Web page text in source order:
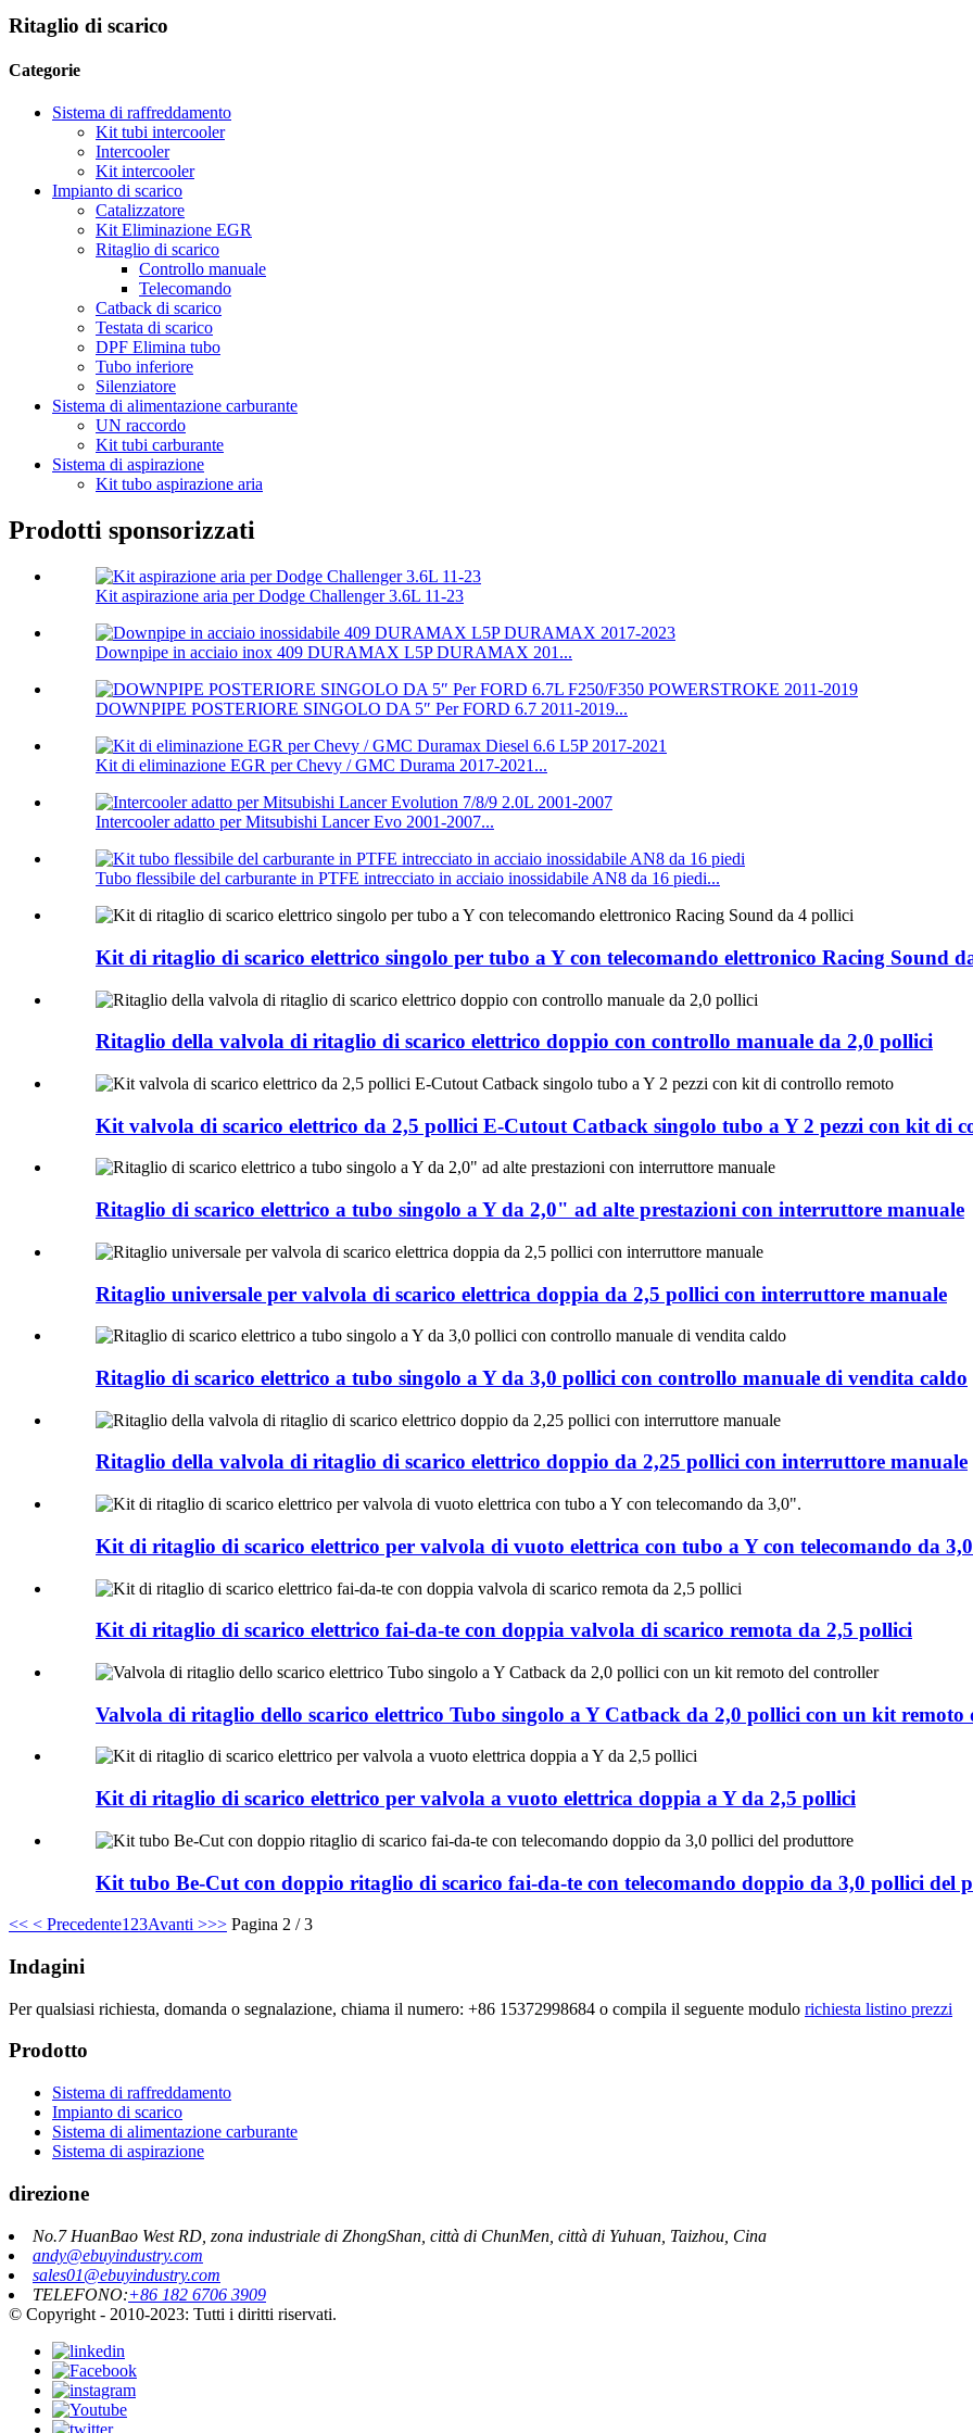
Ritaglio di scarico
Categorie
Sistema di raffreddamento
Kit tubi intercooler
Intercooler
Kit intercooler
Impianto di scarico
Catalizzatore
Kit Eliminazione EGR
Ritaglio di scarico
Controllo manuale
Telecomando
Catback di scarico
Testata di scarico
DPF Elimina tubo
Tubo inferiore
Silenziatore
Sistema di alimentazione carburante
UN raccordo
Kit tubi carburante
Sistema di aspirazione
Kit tubo aspirazione aria
Prodotti sponsorizzati
Kit aspirazione aria per Dodge Challenger 3.6L 11-23
Downpipe in acciaio inox 409 DURAMAX L5P DURAMAX 201...
DOWNPIPE POSTERIORE SINGOLO DA 5″ Per FORD 6.7 2011-2019...
Kit di eliminazione EGR per Chevy / GMC Durama 2017-2021...
Intercooler adatto per Mitsubishi Lancer Evo 2001-2007...
Tubo flessibile del carburante in PTFE intrecciato in acciaio inossidabile AN8 da 16 piedi...
Kit di ritaglio di scarico elettrico singolo per tubo a Y con telecomando elettronico Racing Sound
Ritaglio della valvola di ritaglio di scarico elettrico doppio con controllo manuale da 2,0 pollici
Kit valvola di scarico elettrico da 2,5 pollici E-Cutout Catback singolo tubo a Y 2 pezzi con kit di
Ritaglio di scarico elettrico a tubo singolo a Y da 2,0" ad alte prestazioni con interruttore manuale
Ritaglio universale per valvola di scarico elettrica doppia da 2,5 pollici con interruttore manuale
Ritaglio di scarico elettrico a tubo singolo a Y da 3,0 pollici con controllo manuale di vendita caldo
Ritaglio della valvola di ritaglio di scarico elettrico doppio da 2,25 pollici con interruttore manuale
Kit di ritaglio di scarico elettrico per valvola di vuoto elettrica con tubo a Y con telecomando da
Kit di ritaglio di scarico elettrico fai-da-te con doppia valvola di scarico remota da 2,5 pollici
Valvola di ritaglio dello scarico elettrico Tubo singolo a Y Catback da 2,0 pollici con un kit remoto
Kit di ritaglio di scarico elettrico per valvola a vuoto elettrica doppia a Y da 2,5 pollici
Kit tubo Be-Cut con doppio ritaglio di scarico fai-da-te con telecomando doppio da 3,0 pollici del
<< < Precedente1 23Avanti >>> Pagina 2 / 3
Indagini
Per qualsiasi richiesta, domanda o segnalazione, chiama il numero: +86 15372998684 o compila il seguente modulo richiesta listino prezzi
Prodotto
Sistema di raffreddamento
Impianto di scarico
Sistema di alimentazione carburante
Sistema di aspirazione
direzione
No.7 HuanBao West RD, zona industriale di ZhongShan, città di ChunMen, città di Yuhuan, Taizhou, Cina
andy@ebuyindustry.com
sales01@ebuyindustry.com
TELEFONO:+86 182 6706 3909
© Copyright - 2010-2023: Tutti i diritti riservati.